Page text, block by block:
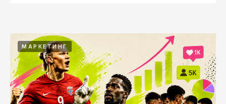
МАРКЕТИНГ